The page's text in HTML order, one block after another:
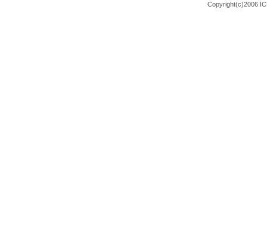
Copyright(c)2006